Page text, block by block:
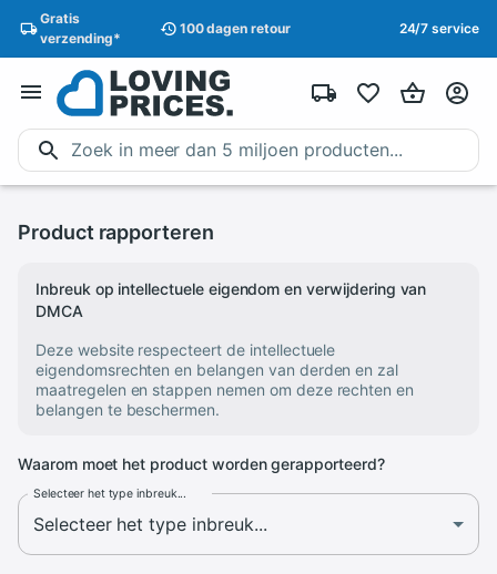
Gratis
verzending*
100 dagen retour 24/7 service
Product rapporteren
Inbreuk op intellectuele eigendom en verwijdering van
DMCA
Deze website respecteert de intellectuele
eigendomsrechten en belangen van derden en zal
maatregelen en stappen nemen om deze rechten en
belangen te beschermen.
Waarom moet het product worden gerapporteerd?
Selecteer het type inbreuk...